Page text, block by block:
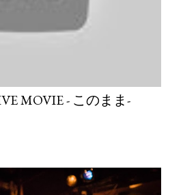
MOVIE - このまま-